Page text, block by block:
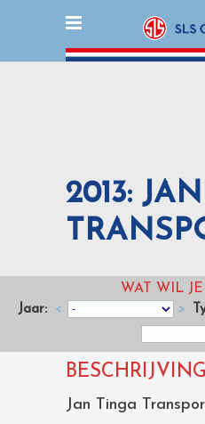
2013:
WAT WIL
Jaar: < >
BESCHRIJVING
Jan Tinga